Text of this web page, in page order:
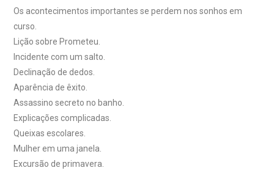
Os acontecimentos importantes se perdem nos sonhos em
curso.
Lição sobre Prometeu.
Incidente com um salto.
Declinação de dedos.
Aparência de êxito.
Assassino secreto no banho.
Explicações complicadas.
Queixas escolares.
Mulher em uma janela.
Excursão de primavera.